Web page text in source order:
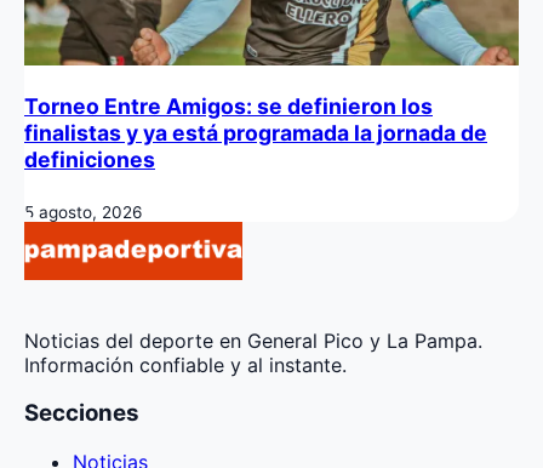
Torneo Entre Amigos: se definieron los
finalistas y ya está programada la jornada de
definiciones
5 agosto, 2026
Noticias del deporte en General Pico y La Pampa.
Información confiable y al instante.
Secciones
Noticias